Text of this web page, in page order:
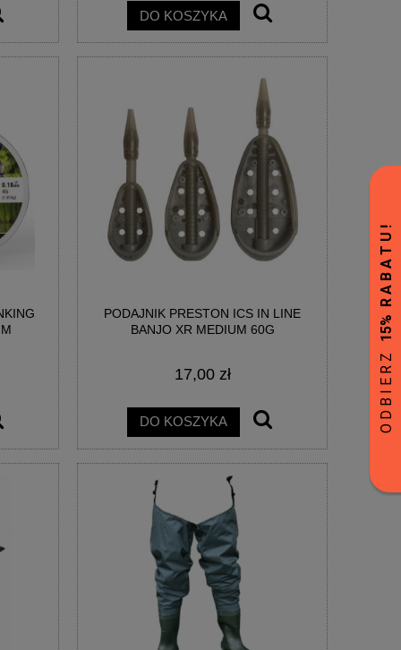
DO KOSZYKA
PODAJNIK PRESTON ICS IN LINE
BANJO XR MEDIUM 60G
17,00 zł
DO KOSZYKA